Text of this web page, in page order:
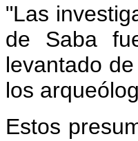
"Las
de Saba
levantado
los
Estos